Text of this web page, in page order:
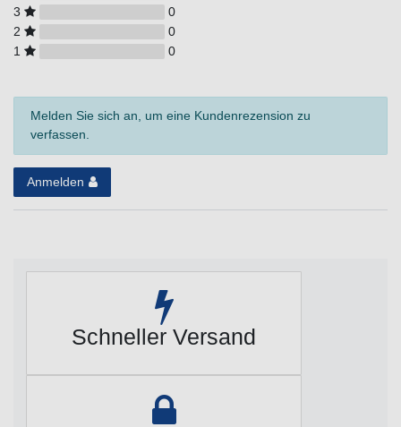
3
0
2
0
1
0
Melden Sie sich an, um eine Kundenrezension zu
verfassen.
Anmelden
Schneller Versand